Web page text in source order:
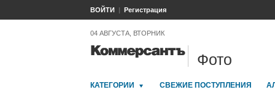
ВОЙТИ Регистрация
04 АВГУСТА, ВТОРНИК
Фото
КАТЕГОРИИ СВЕЖИЕ ПОСТУПЛЕНИЯ